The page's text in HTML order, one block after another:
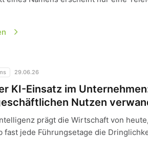
29.06.26
KI-Einsatz im
Nutzen
prägt die Wirtschaft von
fast jede Führungsetage die